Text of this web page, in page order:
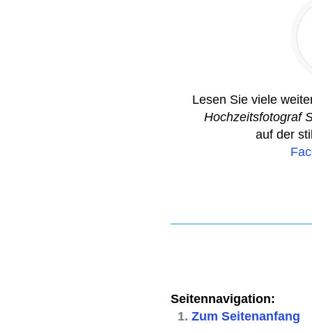
Lesen Sie viele
Hochzeitsfotograf
auf der
Seitennavigation:
Zum Seitenanfang